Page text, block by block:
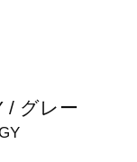
/ グレー